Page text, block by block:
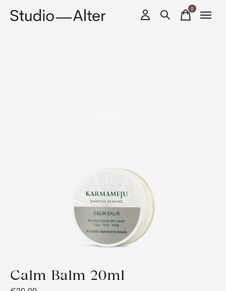
0items
Calm Balm 20ml